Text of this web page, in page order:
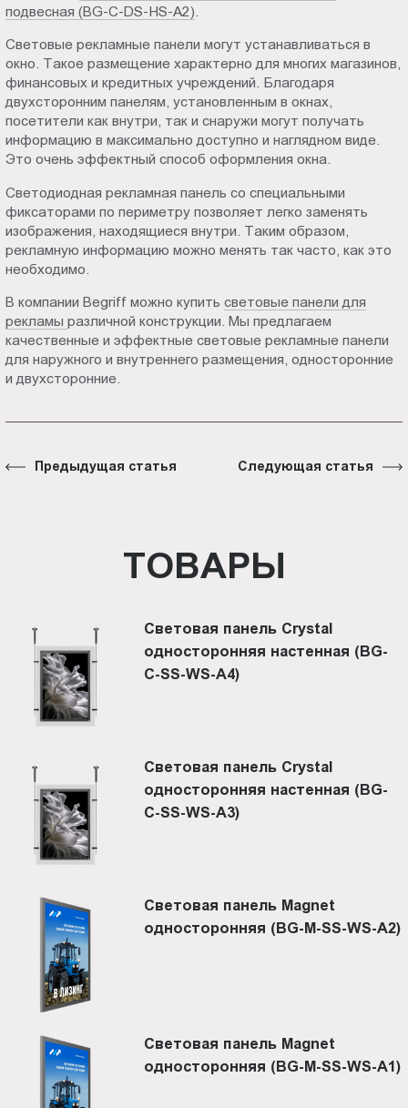
подвесная (BG-C-DS-HS-A2)
Световые рекламные панели могут устанавливаться в
окно. Такое размещение характерно для многих магазинов,
финансовых и кредитных учреждений. Благодаря
двухсторонним панелям, установленным в окнах,
посетители как внутри, так и снаружи могут получать
информацию в максимально доступно и наглядном виде.
Это очень эффектный способ оформления окна.
Светодиодная рекламная панель со специальными
фиксаторами по периметру позволяет легко заменять
изображения, находящиеся внутри. Таким образом,
рекламную информацию можно менять так часто, как это
необходимо.
В компании Begriff можно купитьсветовые панели для
рекламыразличной конструкции. Мы предлагаем
качественные и эффектные световые рекламные панели
для наружного и внутреннего размещения, односторонние
и двухсторонние.
Предыдущая статья Следующая статья
ТОВАРЫ
Световая панель Crystal
односторонняя настенная (BG-
C-SS-WS-A4)
Световая панель Crystal
односторонняя настенная (BG-
C-SS-WS-A3)
Световая панель Magnet
односторонняя (BG-M-SS-WS-A2)
Световая панель Magnet
односторонняя (BG-M-SS-WS-A1)